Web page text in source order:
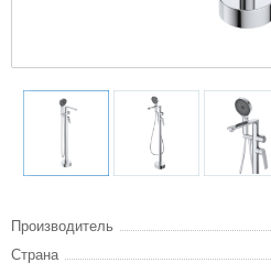
Производитель
Страна